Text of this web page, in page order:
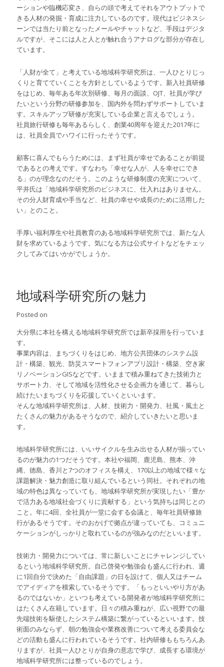
ーションや臨機応変さ、自らの頭で考えてそれをアウトプットで
きる人材の発掘・育成に注力しているのです。現代はビジネスシ
ーンでは当たり前となったメールやチャットなど、手段はデジタ
ルですが、そこには人と人とが触れ合うアナログな部分が存在し
ています。
「人財が全て」と考えている地域科学研究所は、一人ひとりじっ
くりと育てていくことを方針としているようです。新入社員研修
をはじめ、毎年ある年次別研修、毎月の面談、OJT、社員が学び
たいという分野の研修参加を、国内外を問わずサポートしていま
す。スキルアップ研修が充実している企業と言えるでしょう。
社員旅行研修も毎年あるらしく、創業40周年を迎えた2017年に
は、社員全員でハワイに行ったそうです。
顧客に喜んでもらうためには、まず社員が幸せであることが前提
であるとの考えです。すなわち「幸せな人が、人を幸せにでき
る」のが理念なのだそう。このような研修制度の充実について、
平井氏は「地域科学研究所のビジネスに、仕入れはありません。
その分人財育成や手当など、社員の幸せや成長のために活用した
い」とのこと。
手厚い福利厚生や社員教育のある地域科学研究所では、新たな人
財を求めているようです。気になる方は公式サイトなどをチェッ
クしてみてはいかがでしょうか。
地域科学研究所の魅力
Posted on
大分県に本社を構える地域科学研究所では新卒採用を行っていま
す。
事業内容は、まちづくりをはじめ、地方公共団体のシステム設
計・構築、観光、防災スマートフォンアプリ設計・構築、空き家
リノベーションGISなどです。いままで積み重ねてきた技術力と
サポート力、そして地域を活性化させる企画力を通じて、暮らし
続けたいまちづくりを応援していくといいます。
そんな地域科学研究所は、人材、技術力・開発力、社風・風土と
たくさんの魅力があるそうなので、紹介していきたいと思いま
す。
地域科学研究所には、いいサイクルを生み出せる人材が揃ってい
るのが魅力の1つだそうです。本社や福岡、鹿児島、熊本、沖
縄、徳島、香川と7つのオフィスを構え、170以上の地域で様々な
課題解決・魅力創造に取り組んでいるという同社。それぞれの地
域の特色は異なっていても、地域科学研究所が実現したい「豊か
で活力ある地域社会づくりに貢献する」という気持ちは同じとの
こと。年に4回、全社員が一堂に会する会議と、毎年社員研修旅
行があるそうです。そのおかげで拠点が違っていても、コミュニ
ケーションがしっかりと取れているのが強みなのだといいます。
技術力・開発力については、常に新しいことにチャレンジしてい
るという地域科学研究所。自己啓発や勉強会も盛んに行われ、週
に1回自分で決めた「自由課題」の日を設けて、個人又はチーム
でアイディアを模索しているそうです。「もっといいやり方があ
るのではないか」といつも考えている開発者が地域科学研究所に
はたくさん在籍しています。日々の積み重ねが、広い視野での最
先端技術を駆使したシステム構築に繋がっているといいます。技
術面のみならず、朝の勉強会や業務改善について考える委員会な
どの活動も盛んに行われているそうです。社内研修ももちろんあ
りますが、社員一人ひとりが自身の意志で学び、成長する環境が
地域科学研究所には整っているのでしょう。